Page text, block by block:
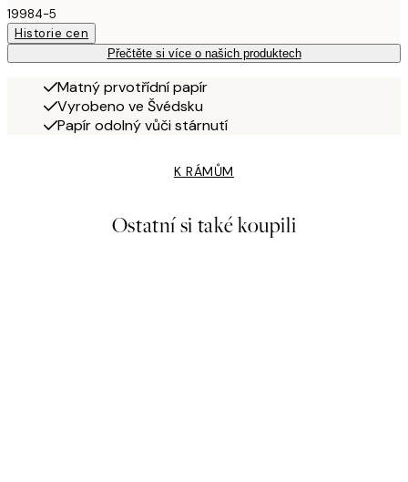
19984-5
Historie cen
Přečtěte si více o našich produktech
Matný prvotřídní papír
Vyrobeno ve Švédsku
Papír odolný vůči stárnutí
K RÁMŮM
Ostatní si také koupili